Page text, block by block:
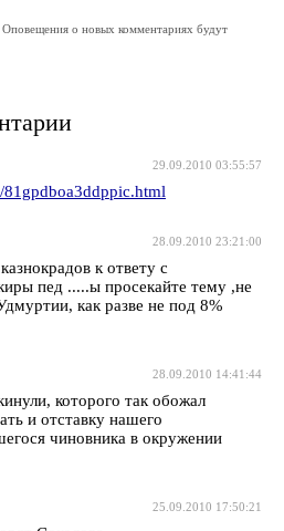
о новых комментариях будут
29.09.2010 03:55:57
28.09.2010 23:21:00
к ответу с
пед .....ы просекайте тему ,не
как разве не под 8%
28.09.2010 14:41:44
которого так обожал
и отставку нашего
чиновника в окружении
25.09.2010 17:50:21